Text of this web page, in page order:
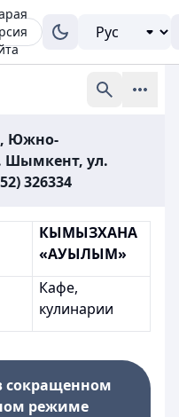
Южно-
Шымкент, ул.
326334
КЫМЫЗХАНА
«АУЫЛЫМ»
Кафе,
кулинарии
сокращенном
режиме